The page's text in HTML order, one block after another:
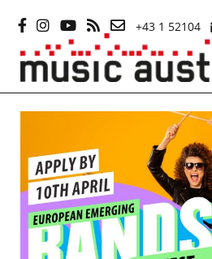
Inhalt
springen
+43 1 52104